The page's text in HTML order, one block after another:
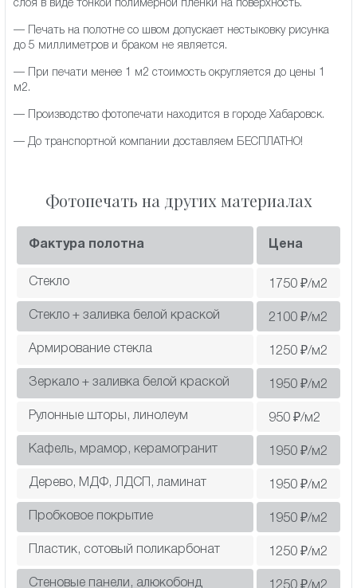
слоя в виде тонкой полимерной плёнки на поверхность.
— Печать на полотне со швом допускает нестыковку рисунка
до 5 миллиметров и браком не является.
— При печати менее 1 м2 стоимость округляется до цены 1
м2.
— Производство фотопечати находится в городе Хабаровск.
— До транспортной компании доставляем БЕСПЛАТНО!
Фотопечать на других материалах
Фактура полотна Цена
Стекло 1750 ₽/м2
Стекло + заливка белой краской 2100 ₽/м2
Армирование стекла 1250 ₽/м2
Зеркало + заливка белой краской 1950 ₽/м2
Рулонные шторы, линолеум 950 ₽/м2
Кафель, мрамор, керамогранит 1950 ₽/м2
Дерево, МДФ, ЛДСП, ламинат 1950 ₽/м2
Пробковое покрытие 1950 ₽/м2
Пластик, сотовый поликарбонат 1250 ₽/м2
Cтеновые панели, алюкобонд 1250 ₽/м2